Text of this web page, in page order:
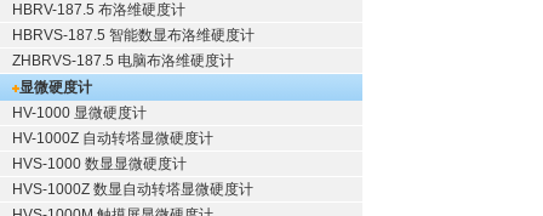
HBRV-187.5 布洛维硬度计
HBRVS-187.5 智能数显布洛维硬度计
ZHBRVS-187.5 电脑布洛维硬度计
显微硬度计
HV-1000 显微硬度计
HV-1000Z 自动转塔显微硬度计
HVS-1000 数显显微硬度计
HVS-1000Z 数显自动转塔显微硬度计